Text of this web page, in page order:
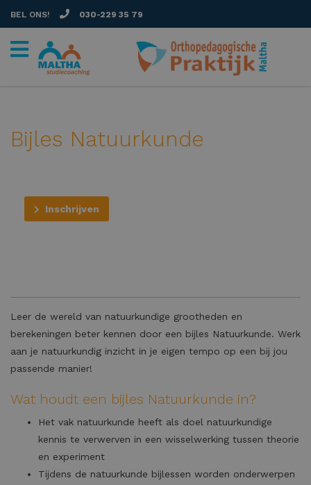
BEL ONS! 030-229 35 79
Bijles Natuurkunde
Inschrijven
Leer de wereld van natuurkundige grootheden en
berekeningen beter kennen door een bijles Natuurkunde. Werk
aan je natuurkundig inzicht in je eigen tempo op een bij jou
passende manier!
Wat houdt een bijles Natuurkunde in?
Het vak natuurkunde heeft als doel natuurkundige
kennis te verwerven in een wisselwerking tussen theorie
en experiment
Tijdens de natuurkunde bijlessen worden onderwerpen